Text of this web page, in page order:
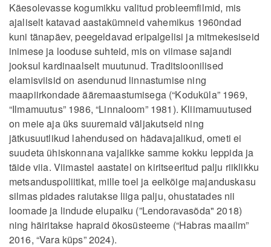
Käesolevasse kogumikku valitud probleemfilmid, mis
ajaliselt katavad aastakümneid vahemikus 1960ndad
kuni tänapäev, peegeldavad eripalgelisi ja mitmekesiseid
inimese ja looduse suhteid, mis on viimase sajandi
jooksul kardinaalselt muutunud. Traditsioonilised
elamisviisid on asendunud linnastumise ning
maapiirkondade ääremaastumisega (“Koduküla” 1969,
“Ilmamuutus” 1986, “Linnaloom” 1981). Kliimamuutused
on meie aja üks suuremaid väljakutseid ning
jätkusuutlikud lahendused on hädavajalikud, ometi ei
suudeta ühiskonnana vajalikke samme kokku leppida ja
täide viia. Viimastel aastatel on kiritseeritud palju riiklikku
metsanduspoliitikat, mille toel ja eelkõige majanduskasu
silmas pidades raiutakse liiga palju, ohustatades nii
loomade ja lindude elupaiku (”Lendoravasõda" 2018)
ning häiritakse hapraid ökosüsteeme (“Habras maailm”
2016, “Vara küps” 2024).